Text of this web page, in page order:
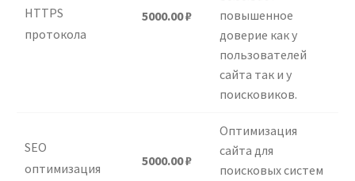
HTTPS
протокола
5000.00₽
повышенное
доверие как у
пользователей
сайта так и у
поисковиков.
SEO
оптимизация
5000.00₽
Оптимизация
сайта для
поисковых систем